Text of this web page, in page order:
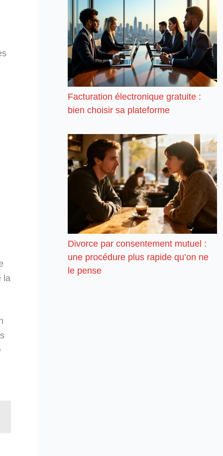
la
Facturation électronique gratuite :
bien choisir sa plateforme
Divorce par consentement mutuel :
une procédure plus rapide qu’on ne
le pense